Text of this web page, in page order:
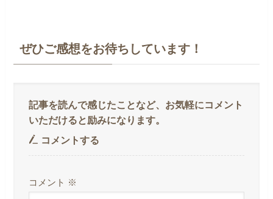
ぜひご感想をお待ちしています！
コメントする
コメント ※